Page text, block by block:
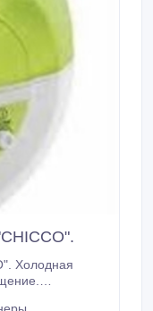
Холодная